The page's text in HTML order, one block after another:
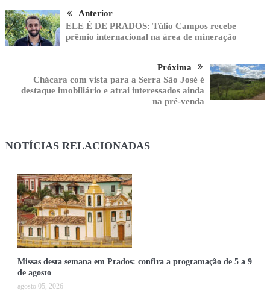
Anterior
ELE É DE PRADOS: Túlio Campos recebe
prêmio internacional na área de mineração
Próxima
Chácara com vista para a Serra São José é
destaque imobiliário e atrai interessados ainda
na pré-venda
NOTÍCIAS RELACIONADAS
Missas desta semana em Prados: confira a programação de 5 a 9
de agosto
agosto 05, 2026